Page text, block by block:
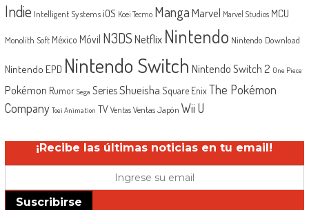
Indie Intelligent Systems iOS Koei Tecmo MangaMarvel Marvel Studios MCU
Monolith Soft México Móvil N3DSNetflix Nintendo Nintendo Download
Nintendo EPD Nintendo Switch Nintendo Switch 2 One Piece
Pokémon Rumor Sega SeriesShueisha Square EnixThe Pokémon
Company Toei Animation TV Ventas Ventas Japón Wii U
¡Recibe las últimas noticias en tu email!
Suscribirse